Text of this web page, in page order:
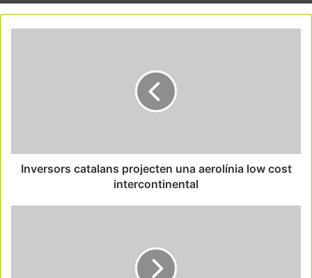
Inversors catalans projecten una aerolínia low cost
intercontinental